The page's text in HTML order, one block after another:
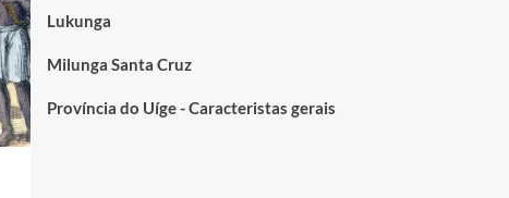
Lukunga
Milunga Santa Cruz
Província do Uíge - Caracteristas gerais